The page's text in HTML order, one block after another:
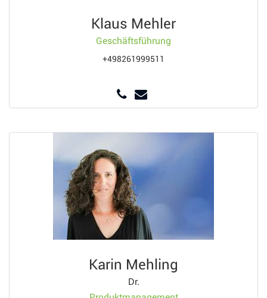
Klaus Mehler
Geschäftsführung
+498261999511
Karin Mehling
Dr.